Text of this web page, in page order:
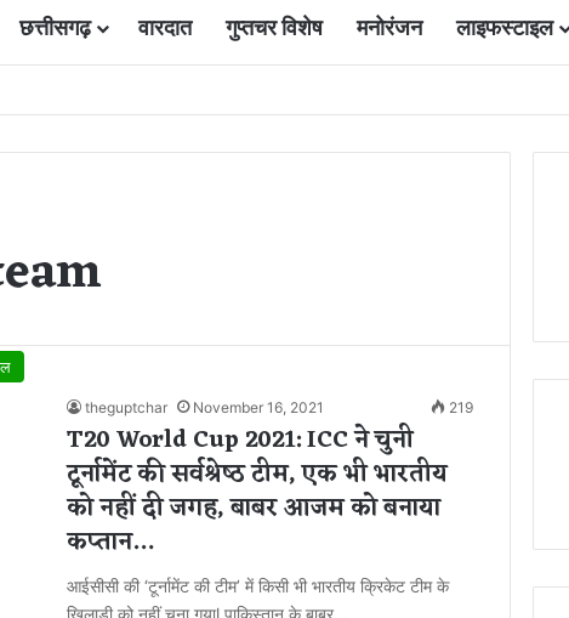
छत्तीसगढ़ वारदात गुप्तचर विशेष मनोरंजन लाइफस्टाइल
theguptchar November 16, 2021 219
T20 World Cup 2021: ICC ने चुनी
टूर्नामेंट की सर्वश्रेष्‍ठ टीम, एक भी भारतीय
को नहीं दी जगह, बाबर आजम को बनाया
कप्तान…
आईसीसी की ‘टूर्नामेंट की टीम’ में किसी भी भारतीय क्रिकेट टीम के
खिलाड़ी को नहीं चुना गयाl पाकिस्तान के बाबर…